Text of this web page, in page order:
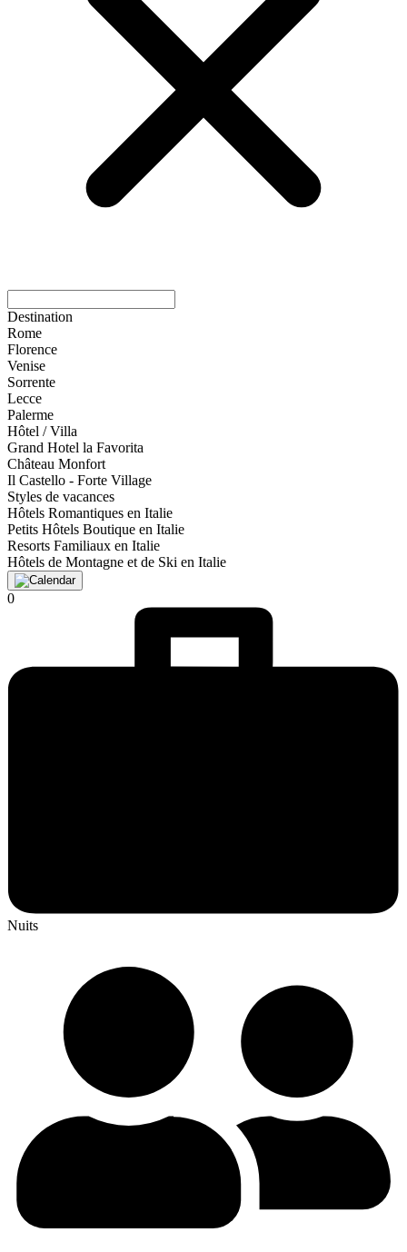
Destination
Rome
Florence
Venise
Sorrente
Lecce
Palerme
Hôtel / Villa
Grand Hotel la Favorita
Château Monfort
Il Castello - Forte Village
Styles de vacances
Hôtels Romantiques en Italie
Petits Hôtels Boutique en Italie
Resorts Familiaux en Italie
Hôtels de Montagne et de Ski en Italie
0
Nuits